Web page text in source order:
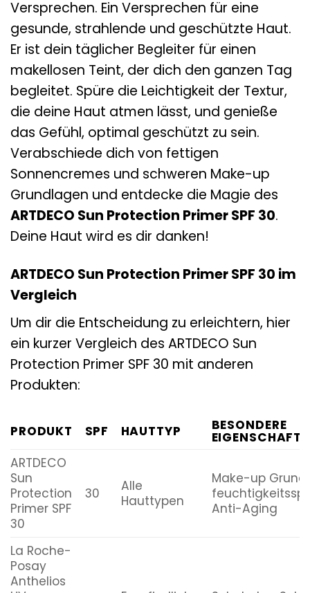
Versprechen. Ein Versprechen für eine
gesunde, strahlende und geschützte Haut.
Er ist dein täglicher Begleiter für einen
makellosen Teint, der dich den ganzen Tag
begleitet. Spüre die Leichtigkeit der Textur,
die deine Haut atmen lässt, und genieße
das Gefühl, optimal geschützt zu sein.
Verabschiede dich von fettigen
Sonnencremes und schweren Make-up
Grundlagen und entdecke die Magie des
ARTDECO Sun Protection Primer SPF 30.
Deine Haut wird es dir danken!
ARTDECO Sun Protection Primer SPF 30 im
Vergleich
Um dir die Entscheidung zu erleichtern, hier
ein kurzer Vergleich des ARTDECO Sun
Protection Primer SPF 30 mit anderen
Produkten:
PRODUKT SPF HAUTTYP BESONDERE
ARTDECO
Sun
Protection
Primer SPF
30
30
Alle
Hauttypen
Make-up
Anti-Aging
La Roche-
Posay
Anthelios